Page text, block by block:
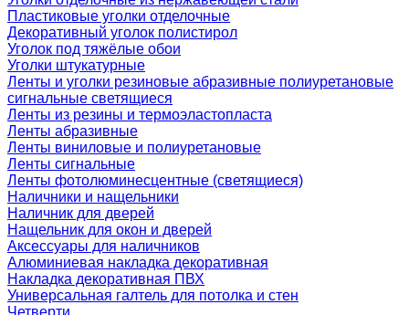
Пластиковые уголки отделочные
Декоративный уголок полистирол
Уголок под тяжёлые обои
Уголки штукатурные
Ленты и уголки резиновые абразивные полиуретановые
сигнальные светящиеся
Ленты из резины и термоэластопласта
Ленты абразивные
Ленты виниловые и полиуретановые
Ленты сигнальные
Ленты фотолюминесцентные (светящиеся)
Наличники и нащельники
Наличник для дверей
Нащельник для окон и дверей
Аксессуары для наличников
Алюминиевая накладка декоративная
Накладка декоративная ПВХ
Универсальная галтель для потолка и стен
Четверти